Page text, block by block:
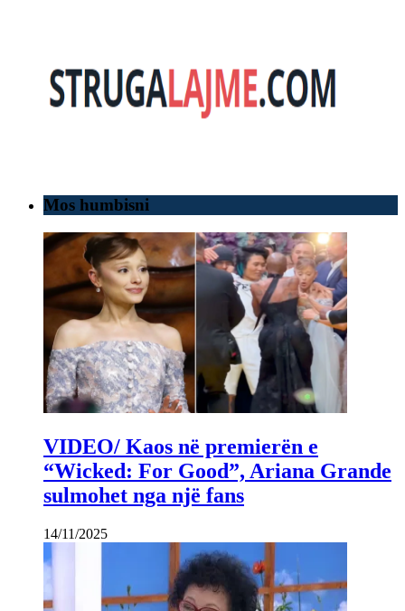
Mos humbisni
VIDEO/ Kaos në premierën e
“Wicked: For Good”, Ariana Grande
sulmohet nga një fans
14/11/2025